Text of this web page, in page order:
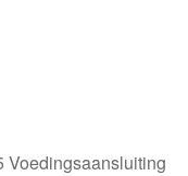
Voedingsaansluiting